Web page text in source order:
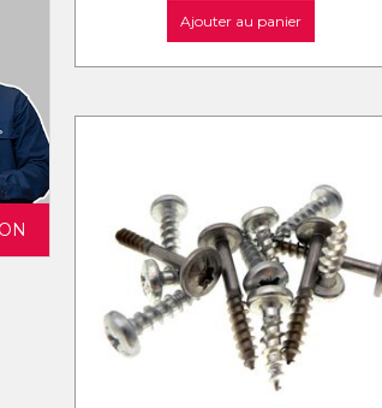
Ajouter au panier